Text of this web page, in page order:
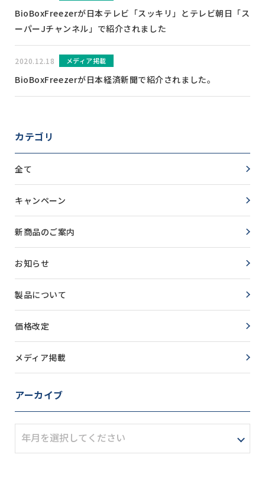
BioBoxFreezerが日本テレビ「スッキリ」とテレビ朝日「ス
ーパーJチャンネル」で紹介されました
2020.12.18 メディア掲載
BioBoxFreezerが日本経済新聞で紹介されました。
カテゴリ
全て
キャンペーン
新商品のご案内
お知らせ
製品について
価格改定
メディア掲載
アーカイブ